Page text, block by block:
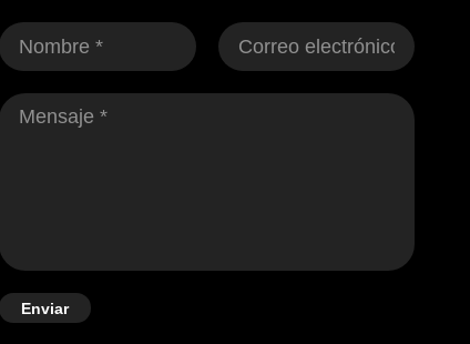
Enviar